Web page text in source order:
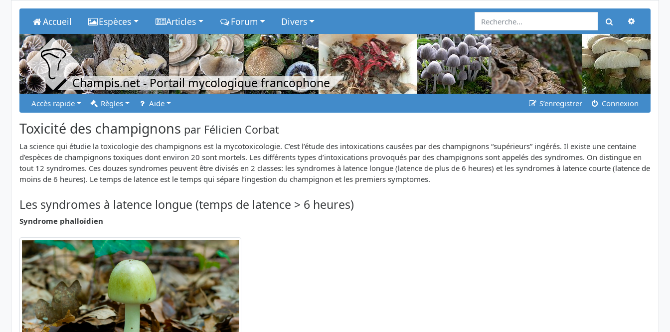
Accueil Espèces Articles Forum Divers Rechercher
Champis.net- Portail mycologique francophone
Accès rapide Règles Aide S’enregistrer Connexion
Toxicité des champignons par Félicien Corbat
La science qui étudie la toxicologie des champignons est la mycotoxicologie. C’est l’étude des intoxications causées par des champignons “supérieurs” ingérés. Il existe une centaine
d’espèces de champignons toxiques dont environ 20 sont mortels. Les différents types d’intoxications provoqués par des champignons sont appelés des syndromes. On distingue en
tout 12 syndromes. Ces douzes syndromes peuvent être divisés en 2 classes: les syndromes à latence longue (latence de plus de 6 heures) et les syndromes à latence courte (latence de
moins de 6 heures). Le temps de latence est le temps qui sépare l’ingestion du champignon et les premiers symptomes.
Les syndromes à latence longue (temps de latence > 6 heures)
Syndrome phalloïdien